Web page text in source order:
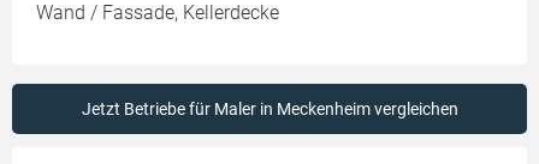
Wand / Fassade, Kellerdecke
Jetzt Betriebe für Maler in Meckenheim vergleichen